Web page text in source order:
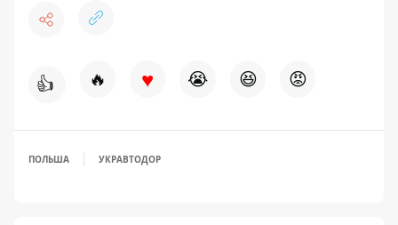
👍 🔥 ♥ 😭 😆 😡
ПОЛЬША УКРАВТОДОР